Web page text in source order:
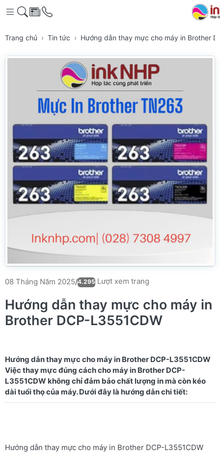
Trang chủ Tin tức Hướng dẫn thay mực cho máy in Brother
08 Tháng Năm 2025/4.295 Lượt xem trang
Hướng dẫn thay mực cho máy in
Brother DCP-L3551CDW
Hướng dẫn thay mực cho máy in Brother DCP-L3551CDW
Việc thay mực đúng cách cho máy in Brother DCP-
L3551CDW không chỉ đảm bảo chất lượng in mà còn kéo
Hướng dẫn thay mực cho máy in Brother DCP-L3551CDW